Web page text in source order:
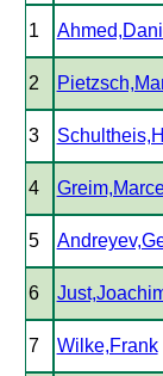
1
2
3
4
5
6
7 Wilke,Frank